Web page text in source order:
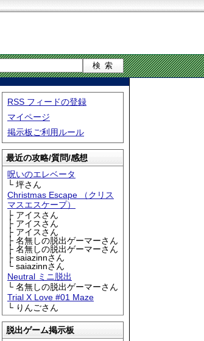
RSS フィードの登録
マイページ
掲示板ご利用ルール
最近の攻略/質問/感想
呪いのエレベータ
└ 坪さん
Christmas Escape （クリス
マスエスケープ）
├ アイスさん
├ アイスさん
├ アイスさん
├ 名無しの脱出ゲーマーさん
├ 名無しの脱出ゲーマーさん
├ saiazinnさん
└ saiazinnさん
Neutral ミニ脱出
└ 名無しの脱出ゲーマーさん
Trial X Love #01 Maze
└ りんごさん
脱出ゲーム掲示板